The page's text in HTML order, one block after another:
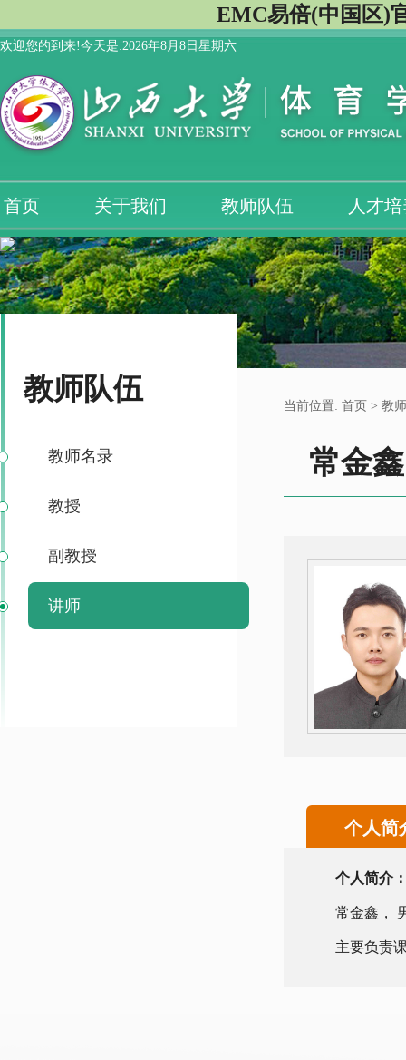
EMC易倍(中国区)
欢迎您的到来!今天是:2026年8月8日星期六
首页 关于我们 教师队伍 人才
教师队伍
教师名录
教授
副教授
讲师
当前位置: 首页 > 教
常金鑫
个人简
个人简介
常金鑫，
主要负责